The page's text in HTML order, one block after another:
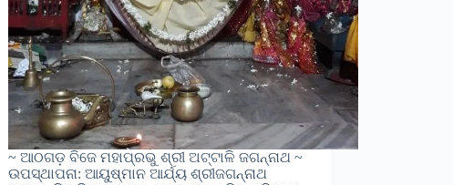
~ ଆଠଗଡ଼ ବିଜେ ମହାପ୍ରଭୁ ଶ୍ରୀ ଅଟ୍ଟାଳି ଜଗନ୍ନାଥ ~
ଉପସ୍ଥାପନା: ଆୟୁଷ୍ମାନ ଆର୍ଯ୍ୟ ଶ୍ରୀଜଗନ୍ନାଥ